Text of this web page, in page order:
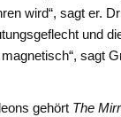
wird“, sagt er.
und
sagt
gehört The